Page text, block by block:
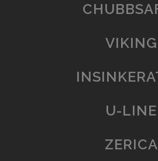
VIKING
U-LINE
ZERICA